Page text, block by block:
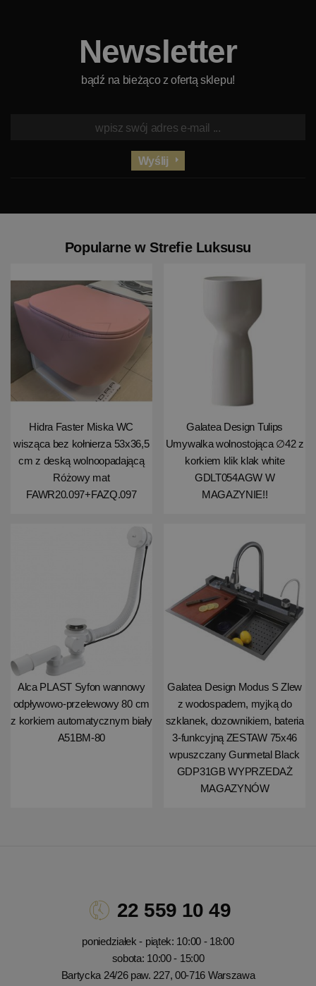
Newsletter
bądź na bieżąco z ofertą sklepu!
Wyślij
Popularne w Strefie Luksusu
Hidra Faster Miska WC
wisząca bez kołnierza 53x36,5
cm z deską wolnoopadającą
Różowy mat
FAWR20.097+FAZQ.097
Galatea Design Tulips
Umywalka wolnostojąca ∅42 z
korkiem klik klak white
GDLT054AGW W
MAGAZYNIE!!
Alca PLAST Syfon wannowy
odpływowo-przelewowy 80 cm
z korkiem automatycznym biały
A51BM-80
Galatea Design Modus S Zlew
z wodospadem, myjką do
szklanek, dozownikiem, bateria
3-funkcyjną ZESTAW 75x46
wpuszczany Gunmetal Black
GDP31GB WYPRZEDAŻ
MAGAZYNÓW
22 559 10 49
poniedziałek - piątek: 10:00 - 18:00
sobota: 10:00 - 15:00
Bartycka 24/26 paw. 227, 00-716 Warszawa